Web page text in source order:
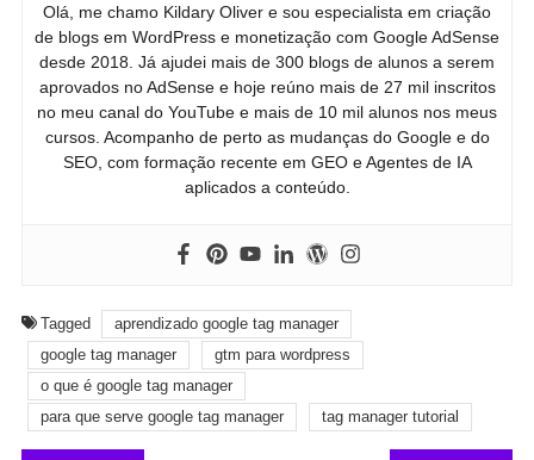
Olá, me chamo Kildary Oliver e sou especialista em criação
de blogs em WordPress e monetização com Google AdSense
desde 2018. Já ajudei mais de 300 blogs de alunos a serem
aprovados no AdSense e hoje reúno mais de 27 mil inscritos
no meu canal do YouTube e mais de 10 mil alunos nos meus
cursos. Acompanho de perto as mudanças do Google e do
SEO, com formação recente em GEO e Agentes de IA
aplicados a conteúdo.
Tagged
aprendizado google tag manager
google tag manager
gtm para wordpress
o que é google tag manager
para que serve google tag manager
tag manager tutorial